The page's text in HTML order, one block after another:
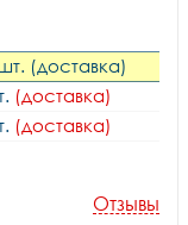
(доставка)
(доставка)
(доставка)
Отзывы